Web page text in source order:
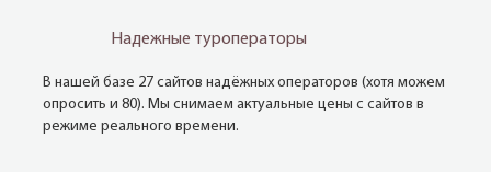
Надежные туроператоры
В нашей базе 27 сайтов надёжных операторов (хотя можем
опросить и 80). Мы снимаем актуальные цены с сайтов в
режиме реального времени.